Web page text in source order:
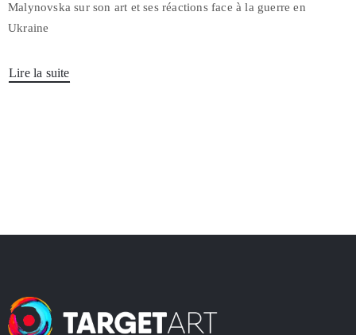
Malynovska sur son art et ses réactions face à la guerre en
Ukraine
Lire la suite